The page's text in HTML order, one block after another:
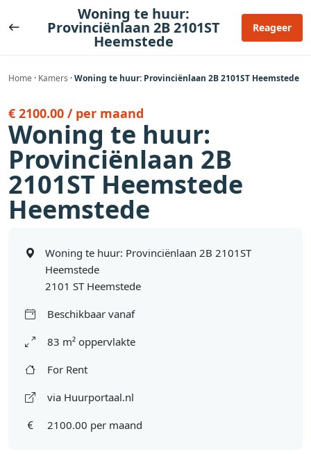
naar
Woning te huur:
Provinciënlaan 2B 2101ST
Heemstede
Reageer
Home · Kamers ·Woning te huur: Provinciënlaan 2B 2101ST Heemstede
€ 2100.00 / per maand
Woning te huur:
Provinciënlaan 2B
2101ST Heemstede
Heemstede
Woning te huur: Provinciënlaan 2B 2101ST
Heemstede
2101 ST Heemstede
Beschikbaar vanaf
83 m² oppervlakte
For Rent
via Huurportaal.nl
2100.00 per maand